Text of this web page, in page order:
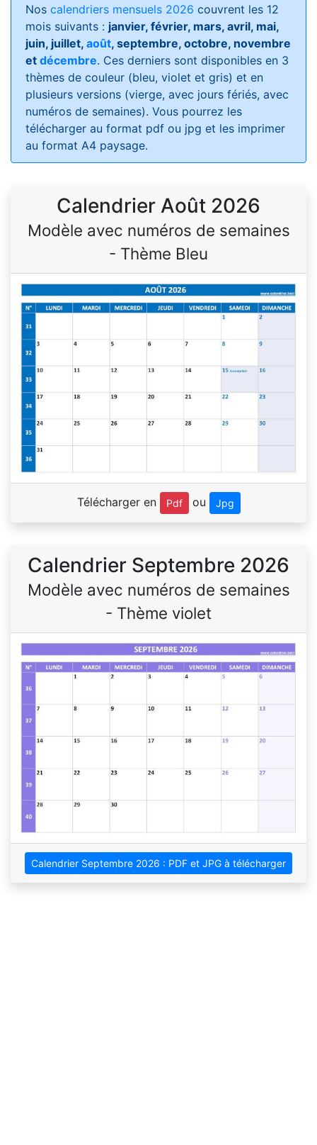
Nos calendriers mensuels 2026 couvrent les 12
mois suivants : janvier, février, mars, avril, mai,
juin, juillet, août, septembre, octobre, novembre
et décembre. Ces derniers sont disponibles en 3
thèmes de couleur (bleu, violet et gris) et en
plusieurs versions (vierge, avec jours fériés, avec
numéros de semaines). Vous pourrez les
télécharger au format pdf ou jpg et les imprimer
au format A4 paysage.
Calendrier Août 2026
Modèle avec numéros de semaines
- Thème Bleu
Télécharger en Pdf ou Jpg
Calendrier Septembre 2026
Modèle avec numéros de semaines
- Thème violet
Calendrier Septembre 2026 : PDF et JPG à télécharger